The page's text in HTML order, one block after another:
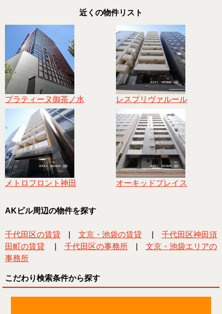
近くの物件リスト
プラティーヌ御茶ノ水 レスプリヴァルール
メトロフロント神田 オーキッドプレイス
AKビル周辺の物件を探す
千代田区の賃貸 文京・池袋の賃貸
千代田区神田須
田町の賃貸
千代田区の事務所
文京・池袋エリアの
事務所
こだわり検索条件から探す